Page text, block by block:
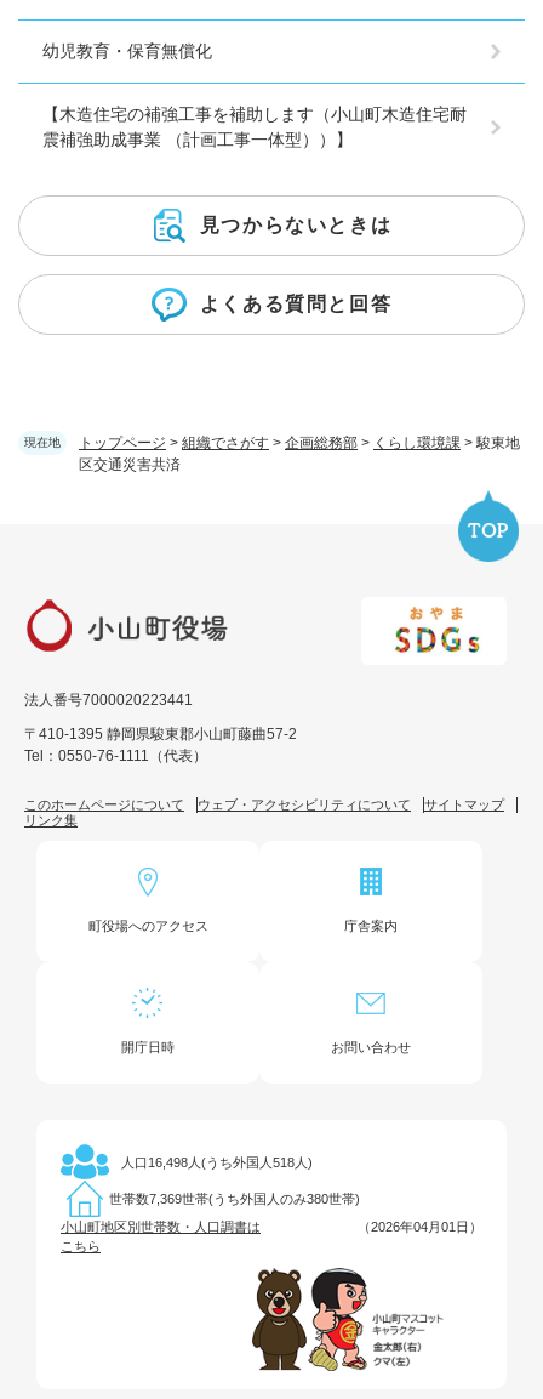
現在地 トップページ > 組織でさがす > 企画総務部 > くらし環境課 >駿東地
区交通災害共済
幼児教育・保育無償化
【木造住宅の補強工事を補助します（小山町木造住宅耐
震補強助成事業 （計画工事一体型））】
見つからないときは
よくある質問と回答
法人番号7000020223441
〒410-1395 静岡県駿東郡小山町藤曲57-2
Tel：0550-76-1111（代表）
このホームページについて ウェブ・アクセシビリティについて
サイトマップ
リンク集
町役場へのアクセス 庁舎案内
開庁日時 お問い合わせ
人口 16,498人(うち外国人518人)
世帯数7,369世帯(うち外国人のみ380世帯)
小山町地区別世帯数・人口調書は
こちら
（2026年04月01日）